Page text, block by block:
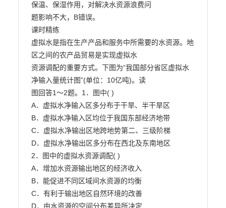
保温、保湿作用，对解决水资源浪费问
题影响不大，B错误。
课时精练
虚拟水是指在生产产品和服务中所需要的水资源。地
区之间的农产品贸易是实现虚拟水
资源调配的重要方式。下图为“我国部分省区虚拟水
净输入量统计图”(单位：10亿吨)。读
图回答1～2题。1．图中( )
A．虚拟水净输入区多分布于干旱、半干旱区
B．虚拟水净输入区均位于我国东部经济地带
C．虚拟水净输出区地跨地势第二、三级阶梯
D．虚拟水净输出区多分布在西北及东南地区
2．图中的虚拟水资源调配( )
A．增加水资源输出地区的经济收入
B．能促进不同区域间水资源的均衡
C．有利于输出地区自然环境的改善
D．由水资源的空间分布差异所决定